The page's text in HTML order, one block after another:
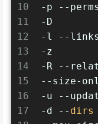
10
11
12
13
14
15
16
17
-p --perms
-D
-l --links：
-z        ：
-R --relative
--size-only
-u --update
-d -- dirs